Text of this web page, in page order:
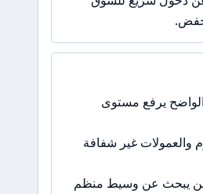
يرفع مستوى
والعمولات غير شفافة
يبحث عن وسيط منظم